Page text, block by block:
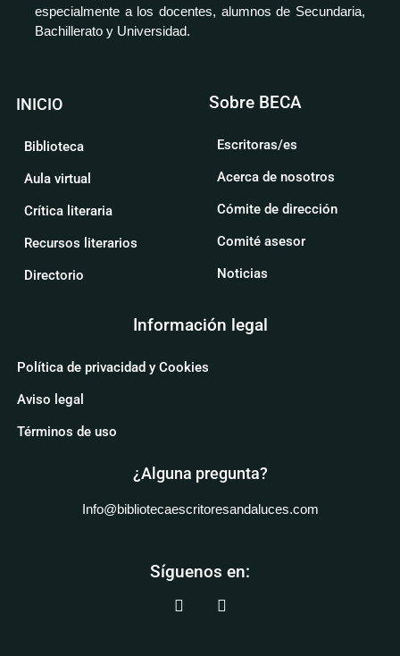
especialmente a los docentes, alumnos de Secundaria,
Bachillerato y Universidad.
INICIO
Biblioteca
Aula virtual
Crítica literaria
Recursos literarios
Directorio
Sobre BECA
Escritoras/es
Acerca de nosotros
Cómite de dirección
Comité asesor
Noticias
Información legal
Política de privacidad y Cookies
Aviso legal
Términos de uso
¿Alguna pregunta?
Info@bibliotecaescritoresandaluces.com
Síguenos en: